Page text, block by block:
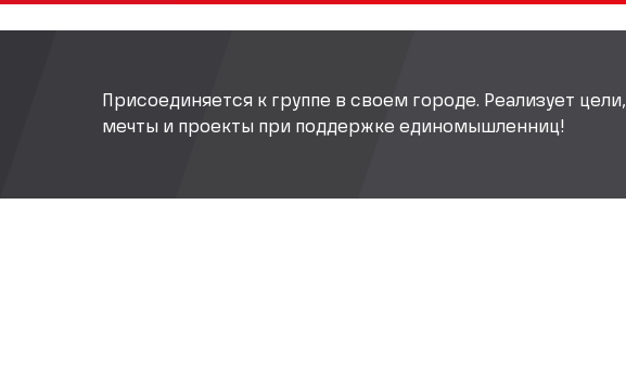
Присоединяется к группе в своем городе. Реализует цели,
мечты и проекты при поддержке единомышленниц!